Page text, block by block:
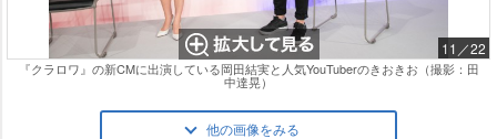
11／22
『クラロワ』の新CMに出演している岡田結実と人気YouTuberのきおきお（撮影：田
中達晃）
他の画像をみる